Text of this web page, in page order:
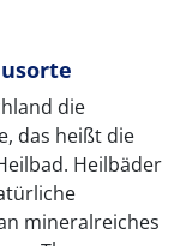
die
das heißt die
Heilbäder
mineralreiches